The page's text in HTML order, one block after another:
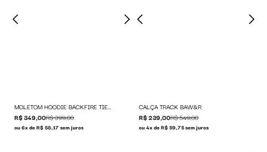
MOLETOM HOODIE BACKFIRE TIE DYE
R$ 349,00R$ 399,00
ou 6x de R$ 58,17 sem juros
CALÇA TRACK BAW&R
R$ 239,00R$ 549,00
ou 4x de R$ 59,75 sem juros